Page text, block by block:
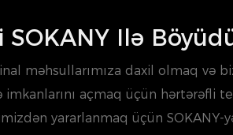
SOKANY Ilə
məhsullarımıza daxil olmaq və
açmaq üçün hərtərəfli
yararlanmaq üçün SOKANY-